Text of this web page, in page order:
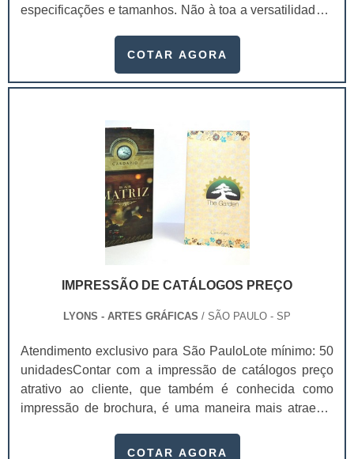
especificações e tamanhos. Não à toa a versatilidade é
proporcionadas com o folder Mais informações em um
Diversos tamanhos; Mais detalhes do que os outros
folder possui alguns diferenciais, principalm.
COTAR AGORA
IMPRESSÃO DE CATÁLOGOS PREÇO
LYONS - ARTES GRÁFICAS / SÃO PAULO - SP
Atendimento exclusivo para São PauloLote mínimo: 50
unidadesContar com a impressão de catálogos preço
atrativo ao cliente, que também é conhecida como
impressão de brochura, é uma maneira mais atraente
empresa e os produtos que ela oferece.Além disso, é
COTAR AGORA